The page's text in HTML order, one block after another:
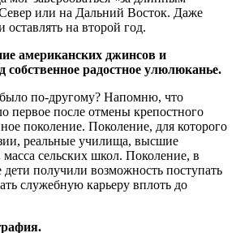
или на Дальний Восток. Даже
оставлять на второй год.
американских джинсов и
радостное улюлюканье.
по-другому? Напомню, что
первое после отмены крепостного
поколение. Поколение, для которого
реальные училища, высшие
сельских школ. Поколение, в
дети получили возможность поступать
служебную карьеру вплоть до